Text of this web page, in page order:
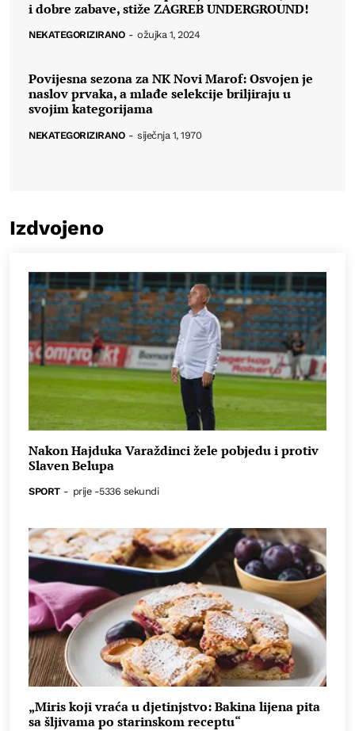
i dobre zabave, stiže ZAGREB UNDERGROUND!
NEKATEGORIZIRANO - ožujka 1, 2024
Povijesna sezona za NK Novi Marof: Osvojen je
naslov prvaka, a mlađe selekcije briljiraju u
svojim kategorijama
NEKATEGORIZIRANO - siječnja 1, 1970
Izdvojeno
Nakon Hajduka Varaždinci žele pobjedu i protiv
Slaven Belupa
SPORT - prije -5336 sekundi
„Miris koji vraća u djetinjstvo: Bakina lijena pita
sa šljivama po starinskom receptu“